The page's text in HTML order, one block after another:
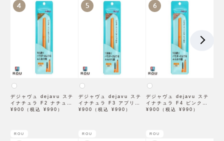
4
デジャヴュ dejavu ステ
イナチュラ F2 ナチュラル
ブラウン【アイブロウ】
¥900（税込 ¥990）
5
デジャヴュ dejavu ステ
イナチュラ F3 アプリコッ
トブラウン【アイブロウ】
¥900（税込 ¥990）
6
デジャヴュ dejavu ステ
イナチュラ F4 ピンクベー
ジュ【アイブロウ】【イミ
¥900（税込 ¥990）
ROU ROU ROU